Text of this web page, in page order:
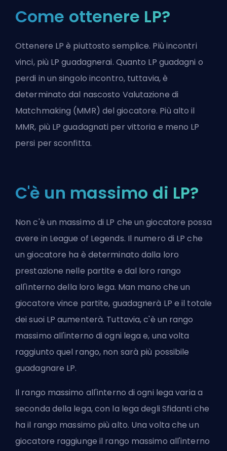
Come ottenere LP?
Ottenere LP è piuttosto semplice. Più incontri
vinci, più LP guadagnerai. Quanto LP guadagni o
perdi in un singolo incontro, tuttavia, è
determinato dal nascosto Valutazione di
Matchmaking (MMR) del giocatore. Più alto il
MMR, più LP guadagnati per vittoria e meno LP
persi per sconfitta.
C'è un massimo di LP?
Non c'è un massimo di LP che un giocatore possa
avere in League of Legends. Il numero di LP che
un giocatore ha è determinato dalla loro
prestazione nelle partite e dal loro rango
all'interno della loro lega. Man mano che un
giocatore vince partite, guadagnerà LP e il totale
dei suoi LP aumenterà. Tuttavia, c'è un rango
massimo all'interno di ogni lega e, una volta
raggiunto quel rango, non sarà più possibile
guadagnare LP.
Il rango massimo all'interno di ogni lega varia a
seconda della lega, con la lega degli Sfidanti che
ha il rango massimo più alto. Una volta che un
giocatore raggiunge il rango massimo all'interno